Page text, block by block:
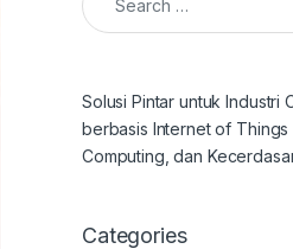
Solusi Pintar untuk Industri
berbasis Internet of Things
Computing, dan
Categories